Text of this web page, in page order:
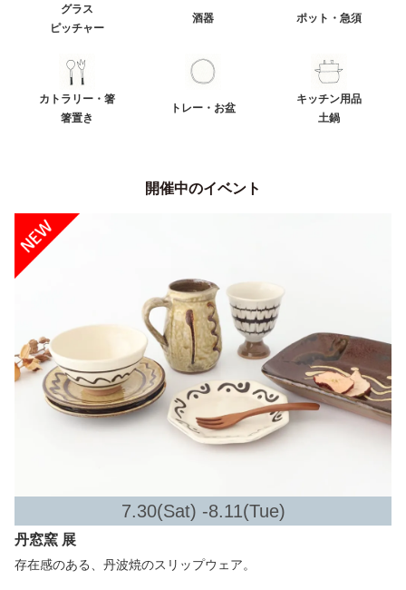
グラス
ピッチャー
酒器 ポット・急須
カトラリー・箸
箸置き
トレー・お盆
キッチン用品
土鍋
開催中のイベント
7.30(Sat) -8.11(Tue)
丹窓窯 展
存在感のある、丹波焼のスリップウェア。